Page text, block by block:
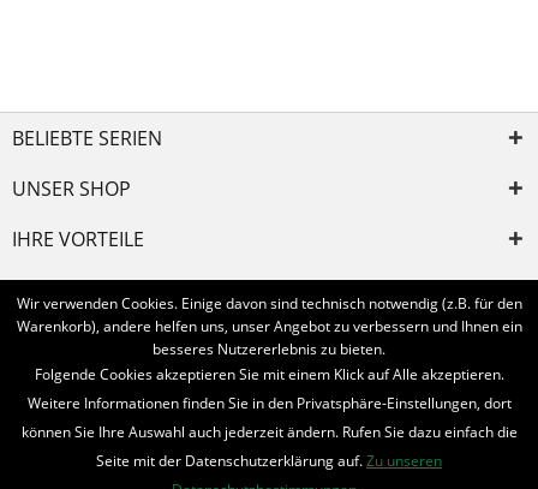
BELIEBTE SERIEN
UNSER SHOP
IHRE VORTEILE
INFORMIERT BLEIBEN
Bestellung widerrufen
* Alle Preise inkl. MwSt. und zzgl. Bearbeitungspauschale
© 2016-2022 Romantruhe - Buchversand, Joachim Otto
die profilschmiede - Internetagentur
Wir verwenden Cookies. Einige davon sind technisch notwendig (z.B. für den
Warenkorb), andere helfen uns, unser Angebot zu verbessern und Ihnen ein
besseres Nutzererlebnis zu bieten.
Folgende Cookies akzeptieren Sie mit einem Klick auf Alle akzeptieren.
Weitere Informationen finden Sie in den Privatsphäre-Einstellungen, dort
können Sie Ihre Auswahl auch jederzeit ändern. Rufen Sie dazu einfach die
Seite mit der Datenschutzerklärung auf.Zu unseren